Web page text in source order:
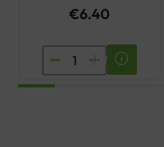
€6.40
YASENKA
VITAMIN